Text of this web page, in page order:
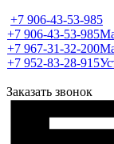
+7 906-43-53-985
+7 906-43-53-985
+7 967-31-32-200
+7 952-83-28-915
Заказать звонок